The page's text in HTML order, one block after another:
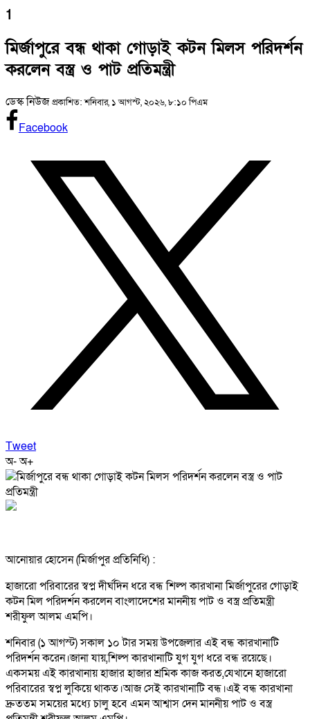
1
মির্জাপুরে বন্ধ থাকা গোড়াই কটন মিলস পরিদর্শন
করলেন বস্ত্র ও পাট প্রতিমন্ত্রী
ডেস্ক নিউজপ্রকাশিত: শনিবার, ১ আগস্ট, ২০২৬, ৮:১০ পিএম
Facebook
Tweet
অ-অ+
আনোয়ার হোসেন (মির্জাপুর প্রতিনিধি) :
হাজারো পরিবারের স্বপ্ন দীর্ঘদিন ধরে বন্ধ শিল্প কারখানা মির্জাপুরের গোড়াই
কটন মিল পরিদর্শন করলেন বাংলাদেশের মাননীয় পাট ও বস্ত্র প্রতিমন্ত্রী
শরীফুল আলম এমপি।
শনিবার (১ আগস্ট) সকাল ১০ টার সময় উপজেলার এই বন্ধ কারখানাটি
পরিদর্শন করেন।জানা যায়,শিল্প কারখানাটি যুগ যুগ ধরে বন্ধ রয়েছে।
একসময় এই কারখানায় হাজার হাজার শ্রমিক কাজ করত,যেখানে হাজারো
পরিবারের স্বপ্ন লুকিয়ে থাকত।আজ সেই কারখানাটি বন্ধ।এই বন্ধ কারখানা
দ্রুততম সময়ের মধ্যে চালু হবে এমন আশ্বাস দেন মাননীয় পাট ও বস্ত্র